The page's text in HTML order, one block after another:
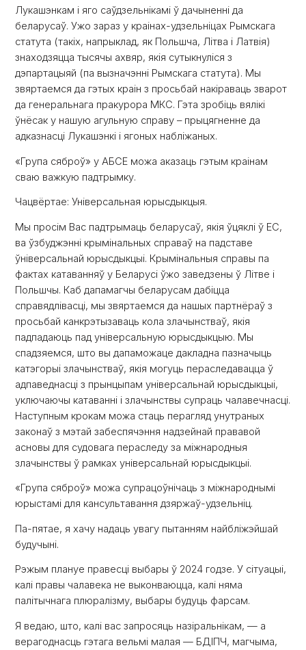
Лукашэнкам і яго саўдзельнікамі ў дачыненні да
беларусаў. Ужо зараз у краінах-удзельніцах Рымскага
статута (такіх, напрыклад, як Польшча, Літва і Латвія)
знаходзяцца тысячы ахвяр, якія сутыкнуліся з
дэпартацыяй (па вызначэнні Рымскага статута). Мы
звяртаемся да гэтых краін з просьбай накіраваць зварот
да генеральнага пракурора МКС. Гэта зробіць вялікі
ўнёсак у нашую агульную справу – прыцягненне да
адказнасці Лукашэнкі і ягоных набліжаных.
«Група сяброў» у АБСЕ можа аказаць гэтым краінам
сваю важкую падтрымку.
Чацвёртае: Універсальная юрысдыкцыя.
Мы просім Вас падтрымаць беларусаў, якія ўцяклі ў ЕС,
ва ўзбуджэнні крымінальных справаў на падставе
ўніверсальнай юрысдыкцыі. Крымінальныя справы па
фактах катаванняў у Беларусі ўжо заведзены ў Літве і
Польшчы. Каб дапамагчы беларусам дабіцца
справядлівасці, мы звяртаемся да нашых партнёраў з
просьбай канкрэтызаваць кола злачынстваў, якія
падпадаюць пад універсальную юрысдыкцыю. Мы
спадзяемся, што вы дапаможаце дакладна пазначыць
катэгорыі злачынстваў, якія могуць пераследавацца ў
адпаведнасці з прынцыпам універсальнай юрысдыкцыі,
уключаючы катаванні і злачынствы супраць чалавечнасці.
Наступным крокам можа стаць перагляд унутраных
законаў з мэтай забеспячэння надзейнай прававой
асновы для судовага пераследу за міжнародныя
злачынствы ў рамках універсальнай юрысдыкцыі.
«Група сяброў» можа супрацоўнічаць з міжнароднымі
юрыстамі для кансультавання дзяржаў-удзельніц.
Па-пятае, я хачу надаць увагу пытанням найбліжэйшай
будучыні.
Рэжым плануе правесці выбары ў 2024 годзе. У сітуацыі,
калі правы чалавека не выконваюцца, калі няма
палітычнага плюралізму, выбары будуць фарсам.
Я ведаю, што, калі вас запросяць назіральнікам, — а
верагоднасць гэтага вельмі малая — БДІПЧ, магчыма,